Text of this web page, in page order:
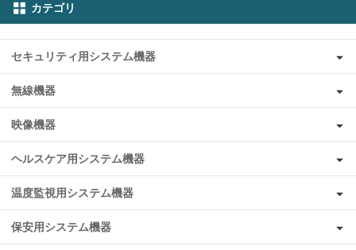
カテゴリ
セキュリティ用システム機器
無線機器
映像機器
ヘルスケア用システム機器
温度監視用システム機器
保安用システム機器